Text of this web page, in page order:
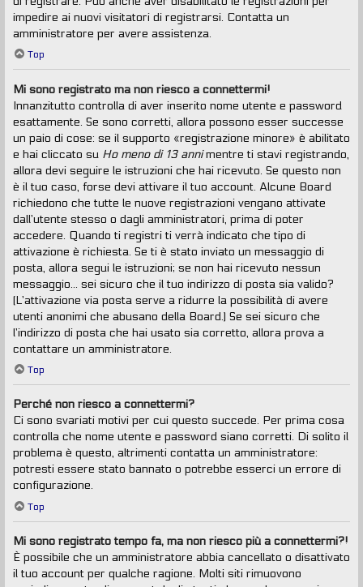
impedire ai nuovi visitatori di registrarsi. Contatta un
amministratore per avere assistenza.
Top
Mi sono registrato ma non riesco a connettermi!
Innanzitutto controlla di aver inserito nome utente e password
esattamente. Se sono corretti, allora possono esser successe
un paio di cose: se il supporto «registrazione minore» è abilitato
e hai cliccato su Ho meno di 13 annimentre ti stavi registrando,
allora devi seguire le istruzioni che hai ricevuto. Se questo non
è il tuo caso, forse devi attivare il tuo account. Alcune Board
richiedono che tutte le nuove registrazioni vengano attivate
dall’utente stesso o dagli amministratori, prima di poter
accedere. Quando ti registri ti verrà indicato che tipo di
attivazione è richiesta. Se ti è stato inviato un messaggio di
posta, allora segui le istruzioni; se non hai ricevuto nessun
messaggio... sei sicuro che il tuo indirizzo di posta sia valido?
(L’attivazione via posta serve a ridurre la possibilità di avere
utenti anonimi che abusano della Board.) Se sei sicuro che
l’indirizzo di posta che hai usato sia corretto, allora prova a
contattare un amministratore.
Top
Perché non riesco a connettermi?
Ci sono svariati motivi per cui questo succede. Per prima cosa
controlla che nome utente e password siano corretti. Di solito il
problema è questo, altrimenti contatta un amministratore:
potresti essere stato bannato o potrebbe esserci un errore di
configurazione.
Top
Mi sono registrato tempo fa, ma non riesco più a connettermi?!
È possibile che un amministratore abbia cancellato o disattivato
il tuo account per qualche ragione. Molti siti rimuovono